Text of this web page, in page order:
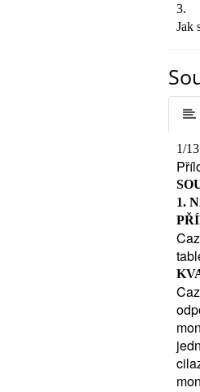
3.
Jak
5.
Jak
6.
1.
CO
k
-
k
ke
1/13
1.